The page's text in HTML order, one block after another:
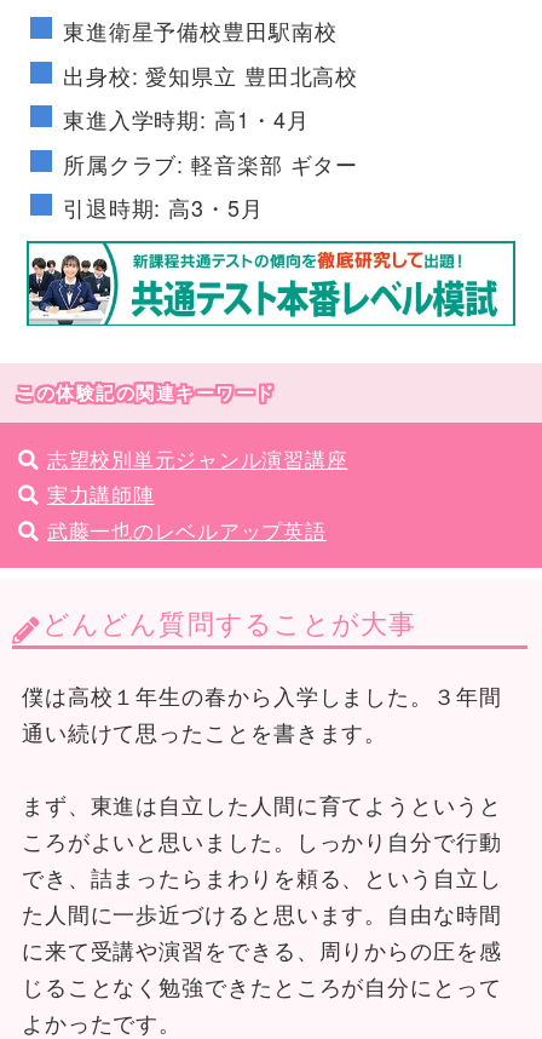
東進衛星予備校豊田駅南校
出身校: 愛知県立 豊田北高校
東進入学時期: 高1・4月
所属クラブ: 軽音楽部 ギター
引退時期: 高3・5月
この体験記の関連キーワード
志望校別単元ジャンル演習講座
実力講師陣
武藤一也のレベルアップ英語
どんどん質問することが大事
僕は高校１年生の春から入学しました。３年間
通い続けて思ったことを書きます。
まず、東進は自立した人間に育てようというと
ころがよいと思いました。しっかり自分で行動
でき、詰まったらまわりを頼る、という自立し
た人間に一歩近づけると思います。自由な時間
に来て受講や演習をできる、周りからの圧を感
じることなく勉強できたところが自分にとって
よかったです。